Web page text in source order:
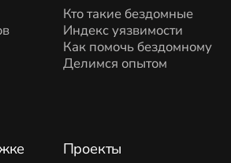
Проекты
Кто такие бездомные
Индекс уязвимости
Как помочь бездомному
Делимся опытом